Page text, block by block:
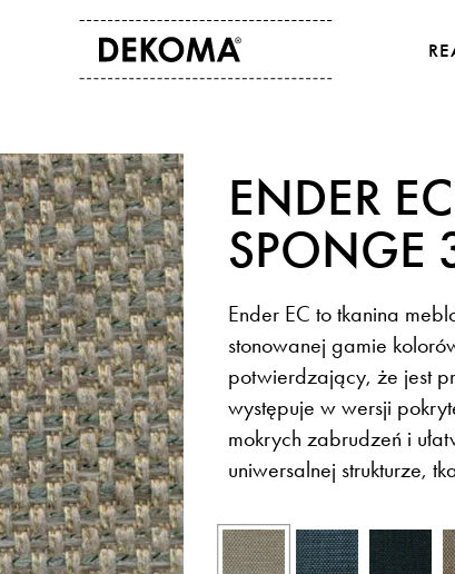
O NAS
Historia
Kultura i sztuka
Dla osób studenckich
Aktualności
Dane kontaktowe
Gdzie kupić
Eksport
ENDER EC
SPONGE
Ender EC to tkanina
stonowanej gamie
potwierdzający, że jest
występuje w wersji
mokrych zabrudzeń i
uniwersalnej strukturze,